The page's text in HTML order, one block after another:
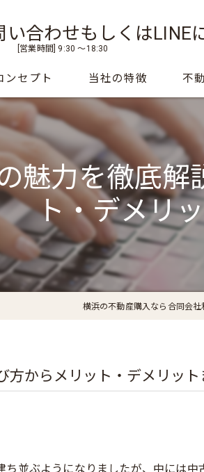
い合わせもしくはLINE
[営業時間] 9:30 〜18:30
ンセプト
拶
当社の特徴
新築戸建て
住み替え
建物調査
売却
不
魅力を徹底解
ト・デメリ
横浜の不動産購入なら合同会社
方からメリット・デメリット
並ぶようになりましたが、中には